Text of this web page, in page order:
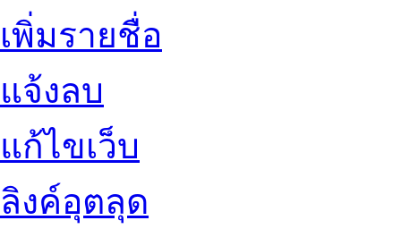
เพิ่มรายชื่อ
แจ้งลบ
แก้ไขเว็บ
ลิงค์อุตลุด